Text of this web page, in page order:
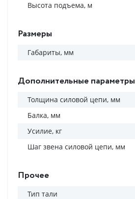
Высота подъема, м
Размеры
Габариты, мм
Дополнительные параметры
Толщина силовой цепи, мм
Балка, мм
Усилие, кг
Шаг звена силовой цепи, мм
Прочее
Тип тали